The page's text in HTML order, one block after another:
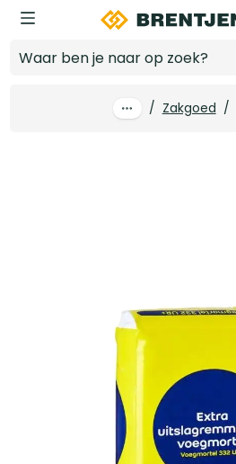
Ga naar hoofdinhoud
/ Zakgoed /
Log in voor prijzen